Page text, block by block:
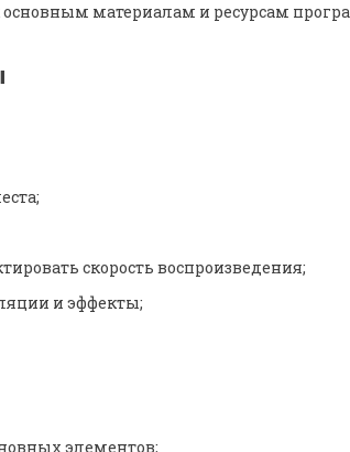
основным материалам и ресурсам
скорость воспроизведения;
и эффекты;
элементов;